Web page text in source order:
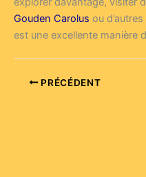
Gouden Carolus ou
est une excellente manière
PRÉCÉDENT